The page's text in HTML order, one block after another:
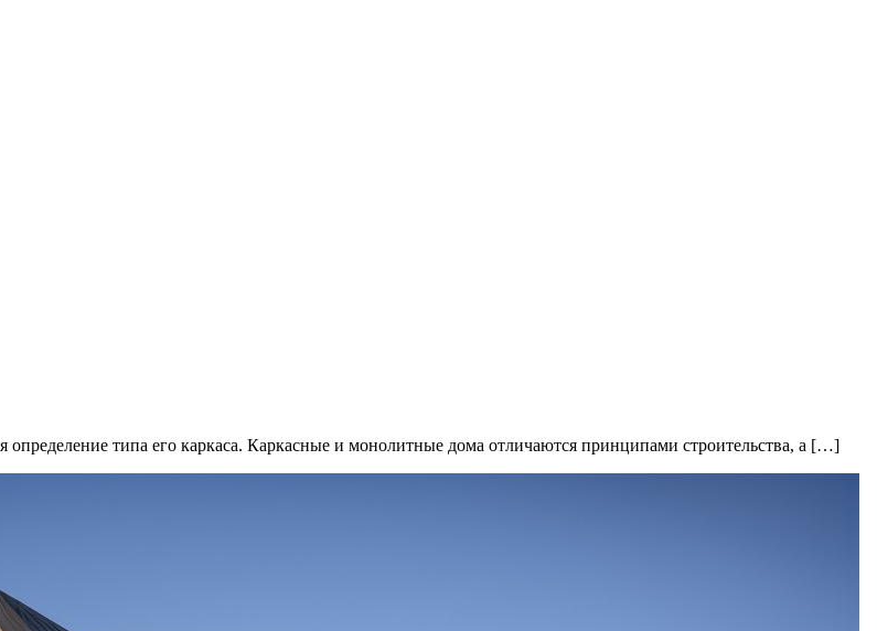
типа его каркаса. Каркасные и монолитные дома отличаются принципами строительства, а […]